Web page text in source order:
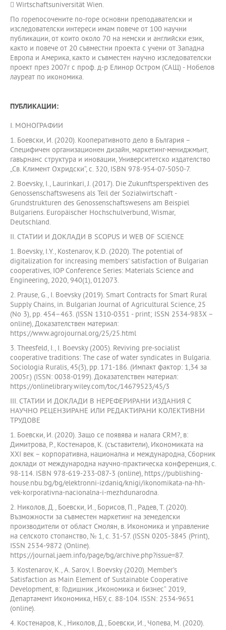
 Wirtschaftsuniversität Wien.
По горепосочените по-горе основни преподавателски и
изследователски интереси имам повече от 100 научни
публикации, от които около 70 на немски и английски език,
както и повече от 20 съвместни проекта с учени от Западна
Европа и Америка, както и съвместен научно изследователски
проект през 2007г с проф. д-р Елинор Остром (САЩ) - Нобелов
лауреат по икономика.
ПУБЛИКАЦИИ:
I. МОНОГРАФИИ
1. Боевски, И. (2020). Кооперативното дело в България –
Специфичен организационен дизайн, маркетинг-мениджмънт,
гавърнанс структура и иновации, Университетско издателство
„Св. Климент Охридски“, с. 320, ISBN 978-954-07-5050-7.
2. Boevsky, I., Laurinkari, J. (2017). Die Zukunftsperspektiven des
Genossenschaftswesens als Teil der Sozialwirtschaft -
Grundstrukturen des Genossenschaftswesens am Beispiel
Bulgariens. Europäischer Hochschulverbund, Wismar,
Deutschland.
II. СТАТИИ И ДОКЛАДИ В SCOPUS И WEB OF SCIENCE
1. Boevsky, I.Y., Kostenarov, K.D. (2020). The potential of
digitalization for increasing members' satisfaction of Bulgarian
cooperatives, IOP Conference Series: Materials Science and
Engineering, 2020, 940(1), 012073.
2. Prause, G., I. Boevsky (2019). Smart Contracts for Smart Rural
Supply Chains, in. Bulgarian Journal of Agricultural Science, 25
(No 3), pp. 454–463. (ISSN 1310-0351 - print; ISSN 2534-983X –
online), Доказателствен материал:
https://www.agrojournal.org/25/25.html
3. Theesfeld, I., I. Boevsky (2005). Reviving pre-socialist
cooperative traditions: The case of water syndicates in Bulgaria.
Sociologia Ruralis, 45(3), pp. 171-186. (Импакт фактор: 1,34 за
2005г.) (ISSN: 0038-0199). Доказателствен материал:
https://onlinelibrary.wiley.com/toc/14679523/45/3
III. СТАТИИ И ДОКЛАДИ В НЕРЕФЕРИРАНИ ИЗДАНИЯ С
НАУЧНО РЕЦЕНЗИРАНЕ ИЛИ РЕДАКТИРАНИ КОЛЕКТИВНИ
ТРУДОВЕ
1. Боевски, И. (2020). Защо се появява и налага CRM?, в:
Димитрова, Р., Костенаров, К. (съставители), Икономиката на
ХХІ век – корпоративна, национална и международна, Сборник
доклади от международна научно-практическа конференция, с.
98-114. ISBN 978-619-233-087-3 (online), https://publishing-
house.nbu.bg/bg/elektronni-izdaniq/knigi/ikonomikata-na-hh-
vek-korporativna-nacionalna-i-mezhdunarodna.
2. Николов, Д., Боевски, И., Борисов, П., Радев, Т. (2020).
Възможности за съвместен маркетинг на земеделски
производители от област Смолян, в. Икономика и управление
на селското стопанство, № 1, с. 31-57. (ISSN 0205-3845 (Print),
ISSN 2534-9872 (Online).
https://journal.jaem.info/page/bg/archive.php?issue=87.
3. Kostenarov, K., A. Sarov, I. Boevsky (2020). Member’s
Satisfaction as Main Element of Sustainable Cooperative
Development, в: Годишник „Икономика и бизнес“ 2019,
Департамент Икономика, НБУ, с. 88-104. ISSN: 2534-9651
(online).
4. Костенаров, K., Николов, Д., Боевски, И., Чопевa, М. (2020).